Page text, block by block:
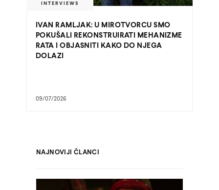
INTERVIEWS
IVAN RAMLJAK: U MIROTVORCU SMO
POKUŠALI REKONSTRUIRATI MEHANIZME
RATA I OBJASNITI KAKO DO NJEGA
DOLAZI
09/07/2026
NAJNOVIJI ČLANCI